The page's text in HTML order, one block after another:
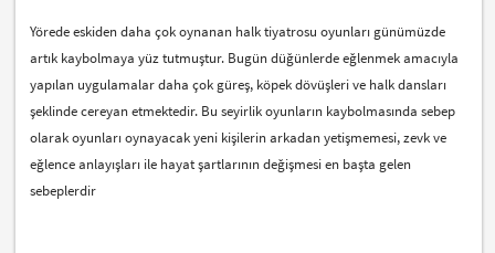
Yörede eskiden daha çok oynanan halk tiyatrosu oyunları günümüzde
artık kaybolmaya yüz tutmuştur. Bugün düğünlerde eğlenmek amacıyla
yapılan uygulamalar daha çok güreş, köpek dövüşleri ve halk dansları
şeklinde cereyan etmektedir. Bu seyirlik oyunların kaybolmasında sebep
olarak oyunları oynayacak yeni kişilerin arkadan yetişmemesi, zevk ve
eğlence anlayışları ile hayat şartlarının değişmesi en başta gelen
sebeplerdir